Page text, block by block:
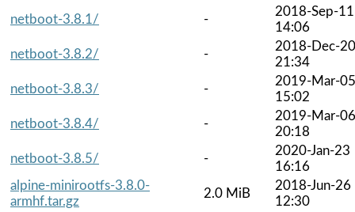
netboot-3.8.1/
-
2018-Sep-11
14:06
netboot-3.8.2/
-
2018-Dec-20
21:34
netboot-3.8.3/
-
2019-Mar-05
15:02
netboot-3.8.4/
-
2019-Mar-06
20:18
netboot-3.8.5/
-
2020-Jan-23
16:16
alpine-minirootfs-3.8.0-
armhf.tar.gz
2.0 MiB
2018-Jun-26
12:30